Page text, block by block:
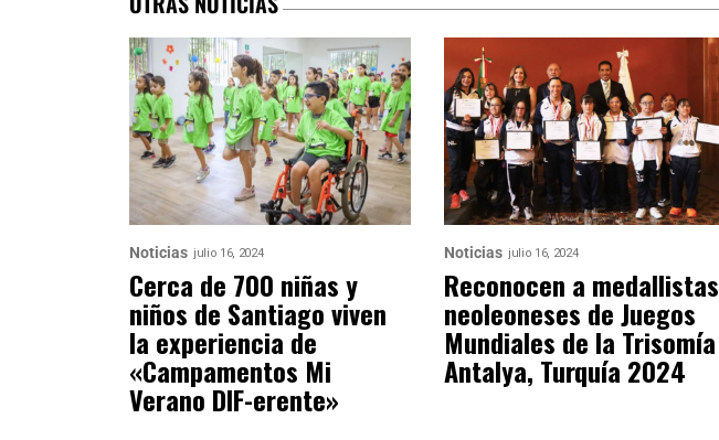
Noticias julio 16, 2024
Cerca de 700 niñas y
niños de Santiago viven
la experiencia de
«Campamentos Mi
Verano DIF-erente»
Noticias julio 16, 2024
Reconocen a medallistas
neoleoneses de Juegos
Mundiales de la Trisomía
Antalya, Turquía 2024